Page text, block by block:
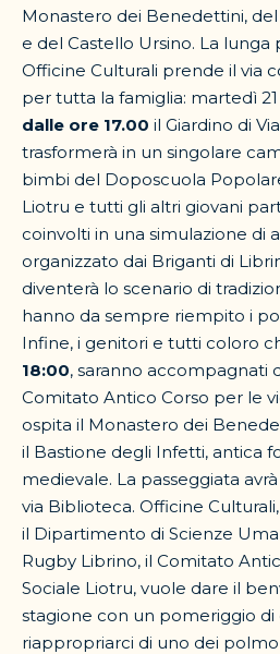
Monastero dei Benedettini,
e del Castello Ursino. La
Officine Culturali prende il via
per tutta la famiglia: martedì
dalle ore 17.00 il Giardino di
trasformerà in un singolare
bimbi del Doposcuola
Liotru e tutti gli altri giovani
coinvolti in una simulazione di
organizzato dai Briganti di
diventerà lo scenario di
hanno da sempre riempito i
Infine, i genitori e tutti coloro
18:00, saranno accompagnati
Comitato Antico Corso per le
ospita il Monastero dei
il Bastione degli Infetti, antica
medievale. La passeggiata
via Biblioteca. Officine
il Dipartimento di Scienze
Rugby Librino, il Comitato
Sociale Liotru, vuole dare il
stagione con un pomeriggio di
riappropriarci di uno dei